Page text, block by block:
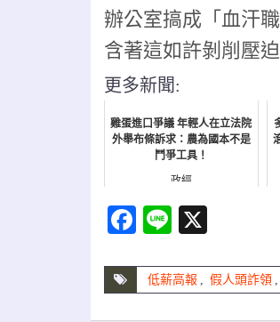
辦公室搞成「血汗
含著這如許剝削壓
更多新聞:
雞蛋進口爭議 年輕人在立法院
外舉布條訴求：農為國本不是
鬥爭工具！
政經
Facebook
Line
低薪高報 假人頭詐領